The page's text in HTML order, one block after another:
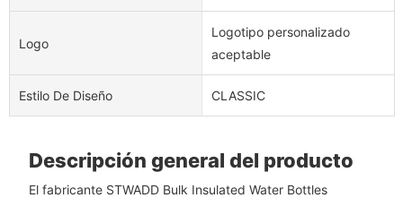
Logo
Logotipo personalizado
aceptable
Estilo De Diseño CLASSIC
Descripción general del producto
El fabricante STWADD Bulk Insulated Water Bottles